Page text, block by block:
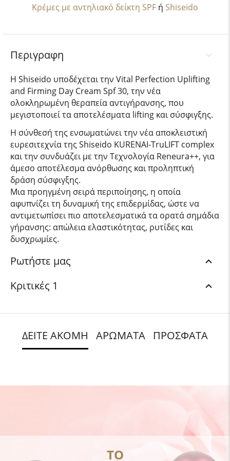
Κρέμες με αντηλιακό δείκτη SPF ή Shiseido
Περιγραφη
Η Shiseido υποδέχεται την Vital Perfection Uplifting
and Firming Day Cream Spf 30, την νέα
ολοκληρωμένη θεραπεία αντιγήρανσης, που
μεγιστοποιεί τα αποτελέσματα lifting και σύσφιγξης.
Η σύνθεσή της ενσωματώνει την νέα αποκλειστική
ευρεσιτεχνία της Shiseido KURENAI-TruLIFT complex
και την συνδυάζει με την Τεχνολογία Reneura++, για
άμεσο αποτέλεσμα ανόρθωσης και προληπτική
δράση σύσφιγξης.
Μια προηγμένη σειρά περιποίησης, η οποία
αφυπνίζει τη δυναμική της επιδερμίδας, ώστε να
αντιμετωπίσει πιο αποτελεσματικά τα ορατά σημάδια
γήρανσης: απώλεια ελαστικότητας, ρυτίδες και
δυσχρωμίες.
Ρωτήστε μας
Κριτικές 1
ΔΕΙΤΕ ΑΚΟΜΗ ΑΡΩΜΑΤΑ ΠΡΟΣΦΑΤΑ
ΤΟ